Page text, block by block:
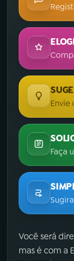
Envie
Faça
Você será
mas é com a